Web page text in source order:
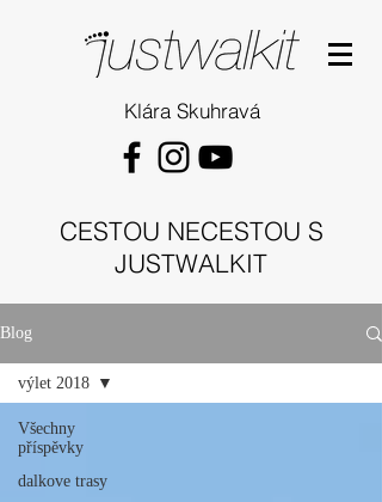
Klára Skuhravá
CESTOU NECESTOU S
JUSTWALKIT
Blog
Všechny
příspěvky
dalkove trasy
výlet 2018